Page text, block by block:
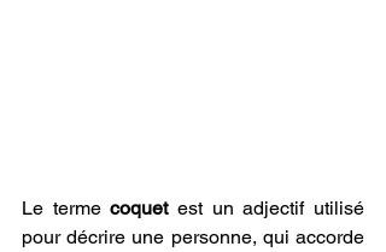
Le terme coquet est un adjectif utilisé
pour décrire une personne, qui accorde